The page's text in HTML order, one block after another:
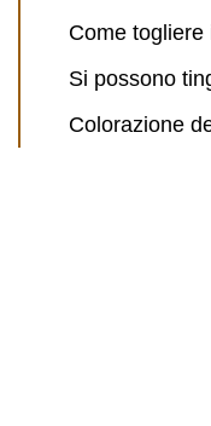
Come
Si possono
Colorazione